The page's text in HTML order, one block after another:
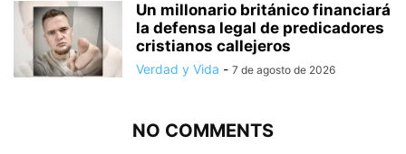
Un millonario británico financiará
la defensa legal de predicadores
cristianos callejeros
Verdad y Vida - 7 de agosto de 2026
NO COMMENTS